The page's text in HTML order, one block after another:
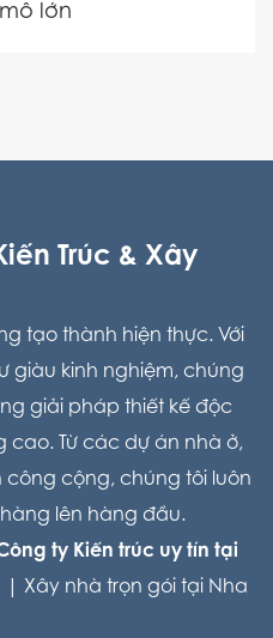
lớn
Trúc & Xây
tạo thành hiện thực. Với
giàu kinh nghiệm, chúng
giải pháp thiết kế độc
cao. Từ các dự án nhà ở,
cộng, chúng tôi luôn
lên hàng đầu.
ty Kiến trúc uy tín tại
| Xây nhà trọn gói tại Nha